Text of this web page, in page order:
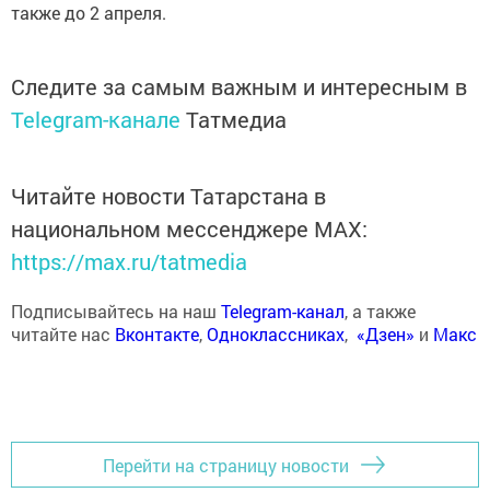
также до 2 апреля.
Следите за самым важным и интересным в
Telegram-канале Татмедиа
Читайте новости Татарстана в
национальном мессенджере MАХ:
https://max.ru/tatmedia
Подписывайтесь на наш Telegram-канал, а также
читайте нас Вконтакте,Одноклассниках, «Дзен» и Макс
Перейти на страницу новости